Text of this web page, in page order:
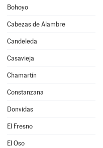
Bohoyo
Cabezas de Alambre
Candeleda
Casavieja
Chamartín
Constanzana
Donvidas
El Fresno
El Oso